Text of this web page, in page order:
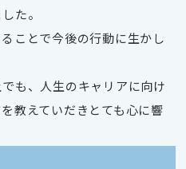
た。
ことで今後の行動に生かし
も、人生のキャリアに向け
教えていだきとても心に響